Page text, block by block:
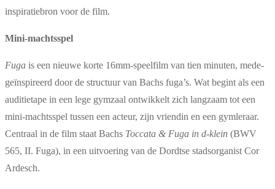
inspiratiebron voor de film.
Mini-machtsspel
Fuga is een nieuwe korte 16mm-speelfilm van tien minuten, mede-
geïnspireerd door de structuur van Bachs fuga’s. Wat begint als een
auditietape in een lege gymzaal ontwikkelt zich langzaam tot een
mini-machtsspel tussen een acteur, zijn vriendin en een gymleraar.
Centraal in de film staat Bachs Toccata & Fuga in d-klein (BWV
565, II. Fuga), in een uitvoering van de Dordtse stadsorganist Cor
Ardesch.